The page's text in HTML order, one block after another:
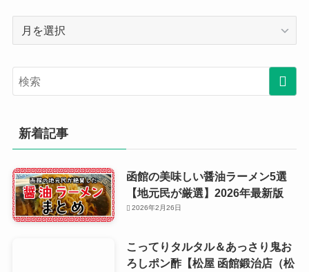
ー
カ
ブ
新着記事
函館の美味しい醤油ラーメン5選
【地元民が厳選】2026年最新版
2026年2月26日
こってりタルタル＆あっさり鬼お
ろしポン酢【松屋 函館鍛治店（松